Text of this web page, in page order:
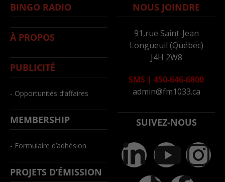
BINGO RADIO
À PROPOS
PUBLICITÉ
- Opportunités d’affaires
MEMBERSHIP
- Formulaire d’adhésion
PROJETS D’ÉMISSION
NOUS JOINDRE
91,rue Saint-Jean
Longueuil (Québec)
J4H 2W8
SMS | 450-646-6800
admin@fm1033.ca
SUIVEZ-NOUS